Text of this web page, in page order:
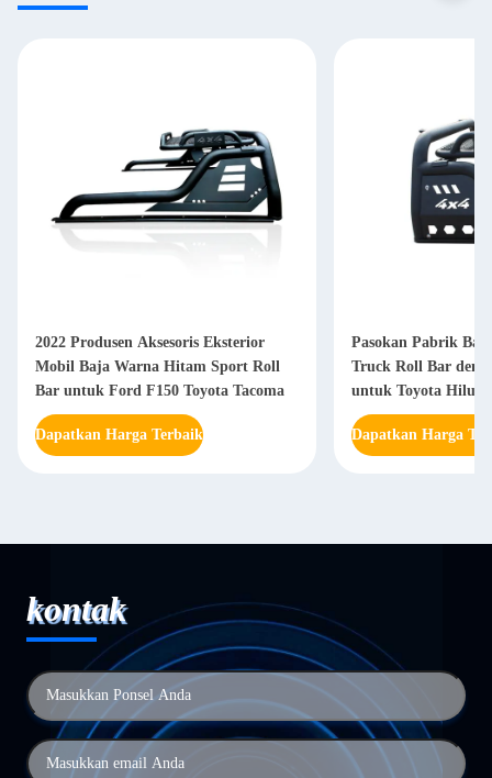
2022 Produsen Aksesoris Eksterior
Mobil Baja Warna Hitam Sport Roll
Bar untuk Ford F150 Toyota Tacoma
Dapatkan Harga Terbaik
Pasokan Pabrik
Truck Roll Bar
untuk Toyota Hilux
Dapatkan Harga
kontak